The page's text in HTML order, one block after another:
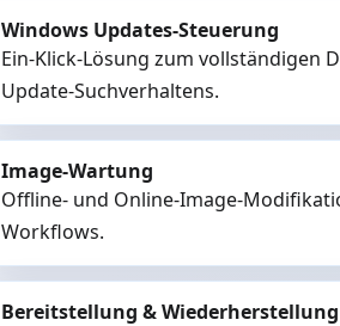
Windows Updates-Steuerung
Ein-Klick-Lösung zum vollständigen
Update-Suchverhaltens.
Image-Wartung
Offline- und Online-Image-
Workflows.
Bereitstellung & Wiederherstellung